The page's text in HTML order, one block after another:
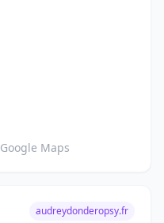
Google Maps
audreydonderopsy.fr